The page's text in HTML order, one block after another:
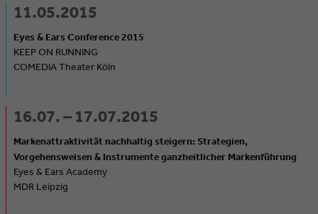
11.05.2015
Eyes & Ears Conference 2015
KEEP ON RUNNING
COMEDIA Theater Köln
16.07. – 17.07.2015
Markenattraktivität nachhaltig steigern: Strategien,
Vorgehensweisen & Instrumente ganzheitlicher Markenführung
Eyes & Ears Academy
MDR Leipzig